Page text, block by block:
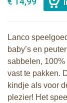
Lanco
baby’s en
sabbelen,
vast te pakken.
kindje als voor
plezier! Het